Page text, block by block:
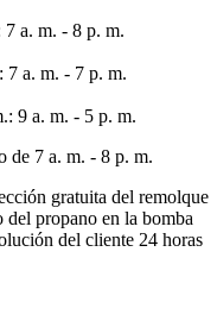
7 a. m. - 8 p. m.
7 a. m. - 7 p. m.
9 a. m. - 5 p. m.
de 7 a. m. - 8 p. m.
gratuita del remolque
del propano en la bomba
del cliente 24 horas